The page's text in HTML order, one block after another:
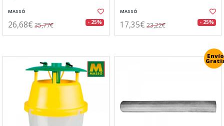
MASSÓ
26,68€ 35,77€ - 25%
MASSÓ
17,35€ 23,22€ - 25%
Envío